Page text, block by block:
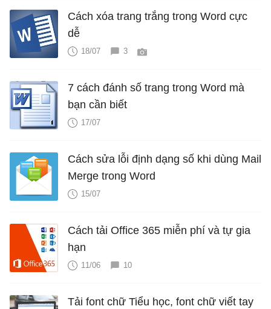
Cách xóa trang trắng trong Word cực
dễ
18/07 3
7 cách đánh số trang trong Word mà
bạn cần biết
17/07
Cách sửa lỗi định dạng số khi dùng Mail
Merge trong Word
15/07
Cách tải Office 365 miễn phí và tự gia
hạn
11/06 10
Tải font chữ Tiểu học, font chữ viết tay